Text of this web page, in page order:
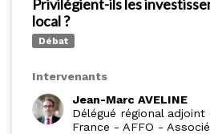
Privilégient-ils les
local ?
Débat
Intervenants
Jean-Marc AVELINE
Délégué régional
France - AFFO -